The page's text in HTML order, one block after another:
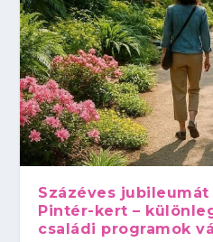
Százéves
Pintér-kert –
családi programok